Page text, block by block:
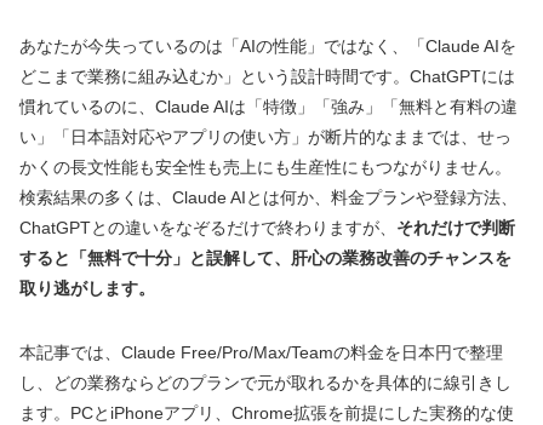
あなたが今失っているのは「AIの性能」ではなく、「Claude AIを
どこまで業務に組み込むか」という設計時間です。ChatGPTには
慣れているのに、Claude AIは「特徴」「強み」「無料と有料の違
い」「日本語対応やアプリの使い方」が断片的なままでは、せっ
かくの長文性能も安全性も売上にも生産性にもつながりません。
検索結果の多くは、Claude AIとは何か、料金プランや登録方法、
ChatGPTとの違いをなぞるだけで終わりますが、 それだけで判断
すると「無料で十分」と誤解して、肝心の業務改善のチャンスを
取り逃がします。
本記事では、Claude Free/Pro/Max/Teamの料金を日本円で整理
し、どの業務ならどのプランで元が取れるかを具体的に線引きし
ます。PCとiPhoneアプリ、Chrome拡張を前提にした実務的な使